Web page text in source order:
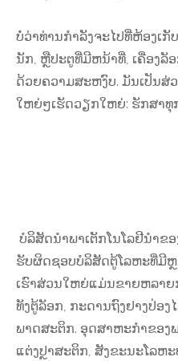
ບໍ່ວ່າທ່ານກໍາລັງຈະໄປທີ່ຫ້ອງເ
ນັກ, ຫຼືປະຕູທີ່ມີຫນ້າທີ່, ເຄື່ອງລັ
ດ້ວຍຄວາມສະຫງົບ. ມັນເປັນ
ໃຫຍ່ໆເຮັດວຽກໃຫຍ່: ຮັກສາທຸ
ບໍລິສັດນໍາພາເຕັກໂນໂລຢີນໍາຂ
ຮັບຜິດຊອບບໍລິສັດຕູ້ໂລຫະທີ່ມີ
ເຮົາສ່ວນໃຫຍ່ແມ່ນຂາຍຫລາ
ທັງຕູ້ລັອກ, ກະດານຖົງຢາງປ່ອ
ພາດສະຕິກ. ອຸດສາຫະກໍາຂອງ
ແຕ່ງປຼາສະຕິກ, ສັງຂະນະໂລຫ